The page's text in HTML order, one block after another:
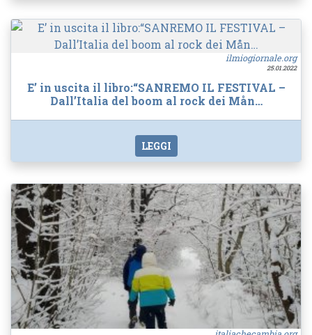
ilmiogiornale.org
25.01.2022
E’ in uscita il libro:“SANREMO IL FESTIVAL –
Dall’Italia del boom al rock dei Mån…
LEGGI